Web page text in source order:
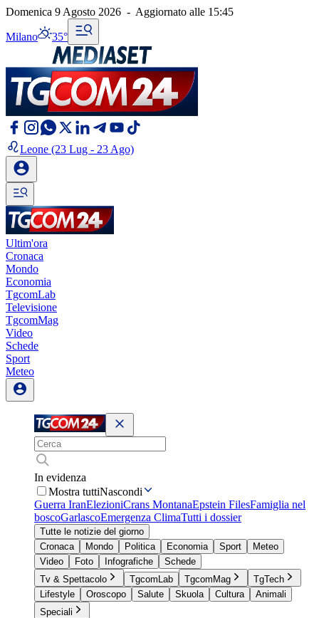
Domenica 9 Agosto 2026 - Aggiornato alle 15:45
Milano 35°
Leone (23 Lug - 23 Ago)
Ultim'ora
Cronaca
Mondo
Economia
TgcomLab
Televisione
TgcomMag
Video
Schede
Sport
Meteo
In evidenza
Mostra tuttiNascondi
Guerra IranElezioniCrans MontanaEpstein FilesFamiglia nel
boscoGarlascoEmergenza ClimaTutti i dossier
Tutte le notizie del giorno
Cronaca
Mondo Politica Economia Sport
Meteo
Video
Foto Infografiche
Schede
Tv & Spettacolo
TgcomLab TgcomMag
TgTech
Lifestyle
Oroscopo Salute Skuola Cultura
Animali
Speciali